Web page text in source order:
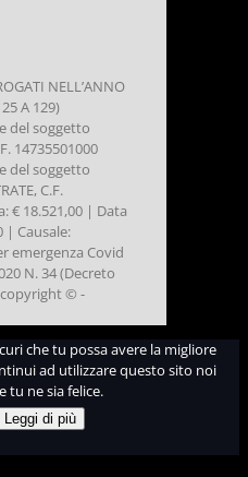
NELL’ANNO
A 129)
del soggetto
14735501000
del soggetto
C.F.
€ 18.521,00 | Data
| Causale:
emergenza Covid
N. 34 (Decreto
© -
che tu possa avere la migliore
ad utilizzare questo sito noi
tu ne sia felice.
Leggi di più